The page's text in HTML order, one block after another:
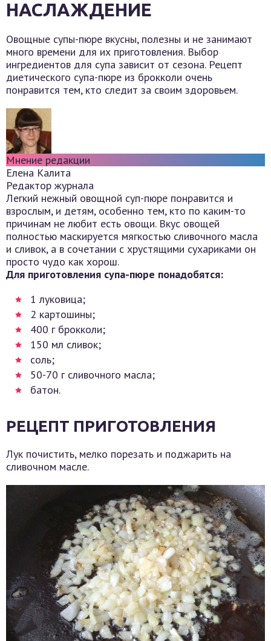
НАСЛАЖДЕНИЕ
Овощные супы-пюре вкусны, полезны и не занимают
много времени для их приготовления. Выбор
ингредиентов для супа зависит от сезона. Рецепт
диетического супа-пюре из брокколи очень
понравится тем, кто следит за своим здоровьем.
Мнение редакции
Елена Калита
Редактор журнала
Легкий нежный овощной суп-пюре понравится и
взрослым, и детям, особенно тем, кто по каким-то
причинам не любит есть овощи. Вкус овощей
полностью маскируется мягкостью сливочного масла
и сливок, а в сочетании с хрустящими сухариками он
просто чудо как хорош.
Для приготовления супа-пюре понадобятся:
1 луковица;
2 картошины;
400 г брокколи;
150 мл сливок;
соль;
50-70 г сливочного масла;
батон.
РЕЦЕПТ ПРИГОТОВЛЕНИЯ
Лук почистить, мелко порезать и поджарить на
сливочном масле.